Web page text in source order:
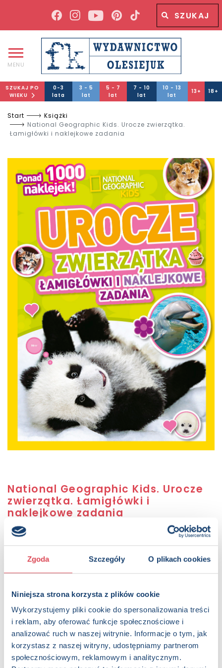
Zgoda Szczegóły O plikach cookies
Niniejsza strona korzysta z plików cookie
Wykorzystujemy pliki cookie do spersonalizowania treści
i reklam, aby oferować funkcje społecznościowe i
analizować ruch w naszej witrynie. Informacje o tym, jak
korzystasz z naszej witryny, udostępniamy partnerom
społecznościowym, reklamowym i analitycznym.
Wyszukiwana fraza
MENU
SZUKAJ PO
WIEKU
0-3
lata
3 - 5
lat
5 - 7
lat
7 - 10
lat
10 - 13
lat
13+ 18+
Start
Książki
National Geographic Kids. Urocze zwierzątka.
Łamigłówki i naklejkowe zadania
National Geographic Kids. Urocze
zwierzątka. Łamigłówki i
naklejkowe zadania
Autor:
Sugerowana cena detaliczna:
KUP NA SWIATKSIAZKI.PL
OPIS
Przytul puszystego kociaka, pogaworz z małą pandą i
popluskaj się z foką! Poznaj zwierzaki słodziaki i podejmij